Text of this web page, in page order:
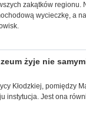
zakątków regionu.
wycieczkę, a
żyje nie
Kłodzkiej, pomiędzy
instytucja. Jest ona